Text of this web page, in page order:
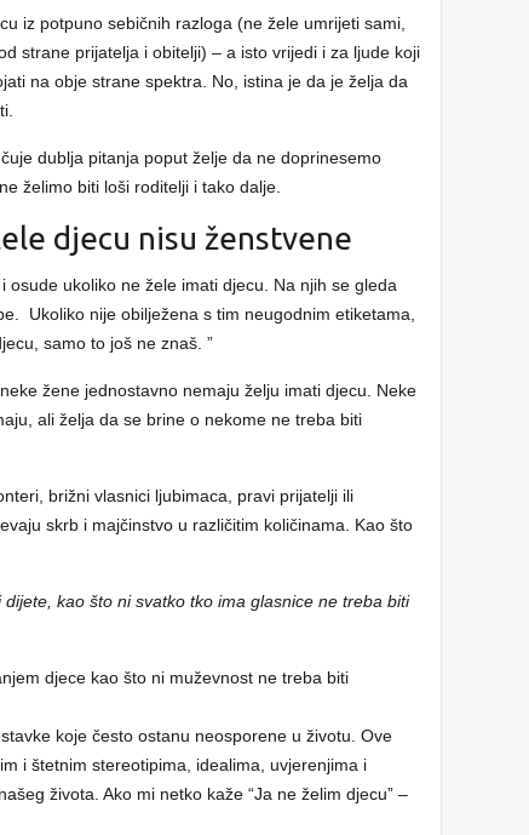
iz potpuno sebičnih razloga (ne žele umrijeti sami,
strane prijatelja i obitelji) – a isto vrijedi i za ljude koji
na obje strane spektra. No, istina je da je želja da
dublja pitanja poput želje da ne doprinesemo
želimo biti loši roditelji i tako dalje.
djecu nisu ženstvene
ukoliko ne žele imati djecu. Na njih se gleda
Ukoliko nije obilježena s tim neugodnim etiketama,
samo to još ne znaš. ”
žene jednostavno nemaju želju imati djecu. Neke
ali želja da se brine o nekome ne treba biti
brižni vlasnici ljubimaca, pravi prijatelji ili
skrb i majčinstvo u različitim količinama. Kao što
dijete, kao što ni svatko tko ima glasnice ne treba biti
djece kao što ni muževnost ne treba biti
koje često ostanu neosporene u životu. Ove
i štetnim stereotipima, idealima, uvjerenjima i
života. Ako mi netko kaže “Ja ne želim djecu” –